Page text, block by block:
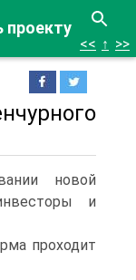
<< ↑ >>
новой
и
проходит